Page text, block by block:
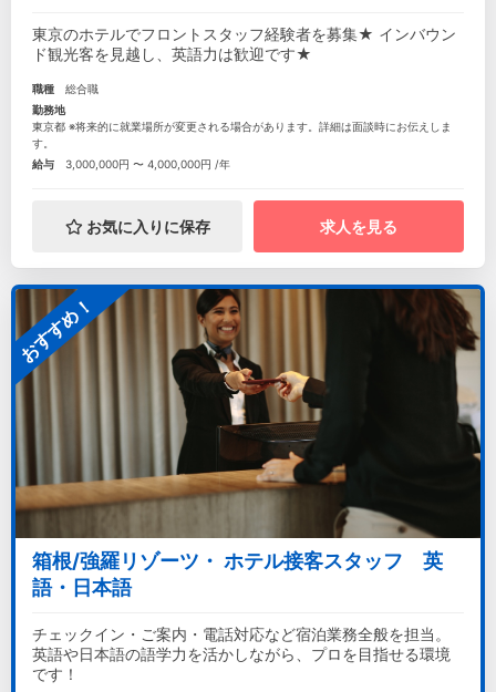
東京のホテルでフロントスタッフ経験者を募集★ インバウン
ド観光客を見越し、英語力は歓迎です★
職種
総合職
勤務地
東京都 ※将来的に就業場所が変更される場合があります。詳細は面談時にお伝えしま
す。
給与
3,000,000円 〜 4,000,000円 /年
お気に入りに保存 求人を見る
おすすめ！
箱根/強羅リゾーツ・ ホテル接客スタッフ 英
語・日本語
チェックイン・ご案内・電話対応など宿泊業務全般を担当。
英語や日本語の語学力を活かしながら、プロを目指せる環境
です！